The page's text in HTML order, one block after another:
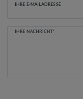
IHRE E-MAILADRESSE
IHRE NACHRICHT*